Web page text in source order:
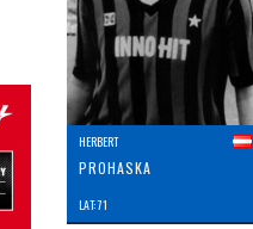
HERBERT
PROHASKA
LAT: 71